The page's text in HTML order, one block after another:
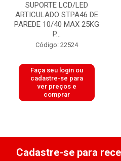
SUPORTE LCD/LED
ARTICULADO STPA46 DE
PAREDE 10/40 MAX 25KG
P...
Código: 22524
Faça seu login ou
cadastre-se para
ver preços e
comprar
Cadastre-se para